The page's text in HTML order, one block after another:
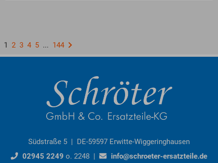
1 2 3 4 5 ... 144 keyboard_arrow_right
Südstraße 5 | DE-59597 Erwitte-Wiggeringhausen
02945 2249 o. 2248 | info@schroeter-ersatzteile.de